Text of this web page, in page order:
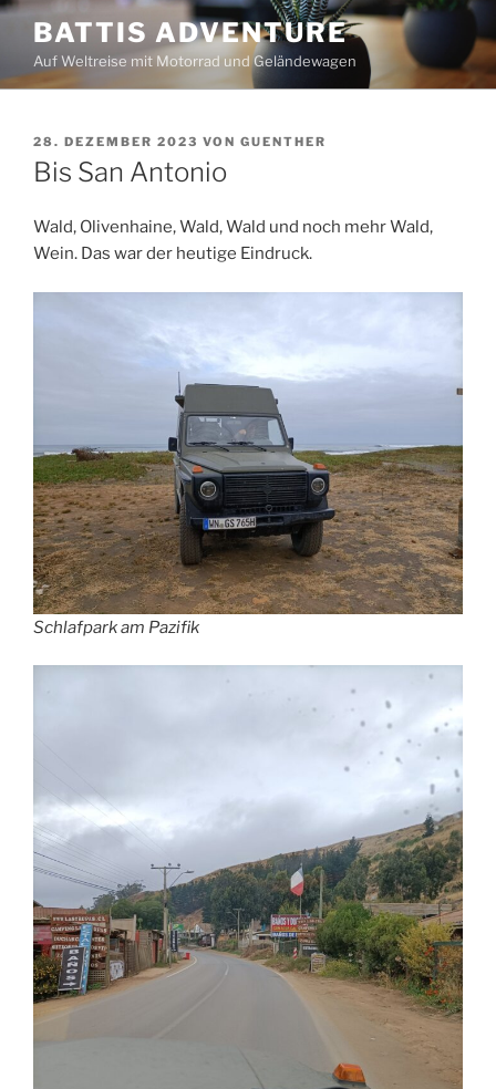
Zum
Inhalt
springen
BATTIS ADVENTURE
Auf Weltreise mit Motorrad und Geländewagen
VERÖFFENTLICHT
AM
28. DEZEMBER 2023 VON GUENTHER
Bis San Antonio
Wald, Olivenhaine, Wald, Wald und noch mehr Wald,
Wein. Das war der heutige Eindruck.
Schlafpark am Pazifik